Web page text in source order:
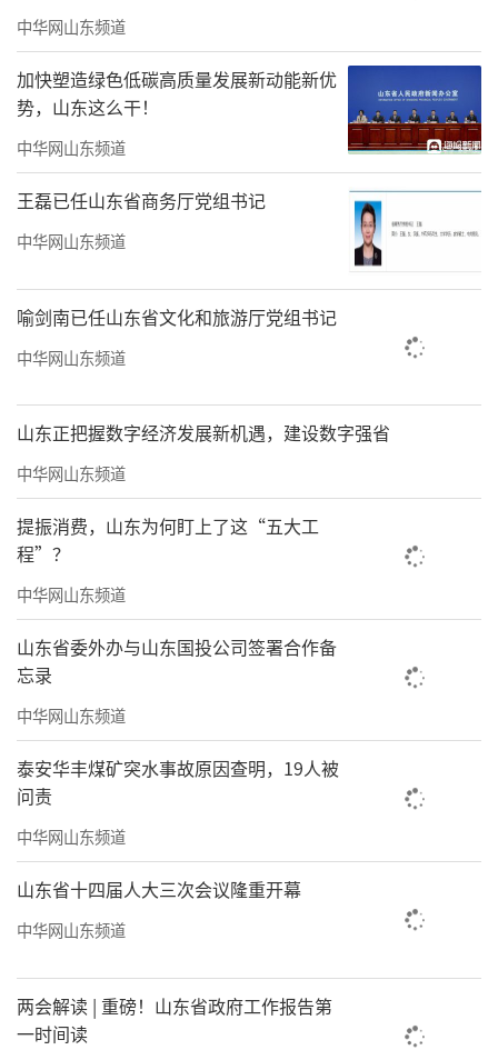
中华网山东频道
加快塑造绿色低碳高质量发展新动能新优
势，山东这么干！
中华网山东频道
王磊已任山东省商务厅党组书记
中华网山东频道
喻剑南已任山东省文化和旅游厅党组书记
中华网山东频道
山东正把握数字经济发展新机遇，建设数字强省
中华网山东频道
提振消费，山东为何盯上了这“五大工
程”？
中华网山东频道
山东省委外办与山东国投公司签署合作备
忘录
中华网山东频道
泰安华丰煤矿突水事故原因查明，19人被
问责
中华网山东频道
山东省十四届人大三次会议隆重开幕
中华网山东频道
两会解读 | 重磅！山东省政府工作报告第
一时间读